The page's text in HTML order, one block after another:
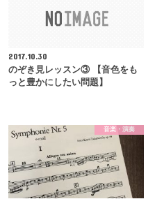
2017.10.30
のぞき見レッスン③ 【音色をも
っと豊かにしたい問題】
音楽・演奏